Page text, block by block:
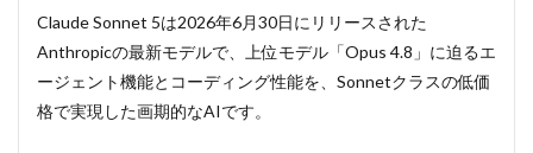
Claude Sonnet 5は2026年6月30日にリリースされた
Anthropicの最新モデルで、上位モデル「Opus 4.8」に迫るエ
ージェント機能とコーディング性能を、Sonnetクラスの低価
格で実現した画期的なAIです。